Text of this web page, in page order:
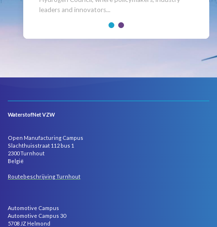
leaders and innovators...
WaterstofNet VZW
Open Manufacturing Campus
Slachthuisstraat 112 bus 1
2300 Turnhout
België
Routebeschrijving Turnhout
Automotive Campus
Automotive Campus 30
5708 JZ Helmond